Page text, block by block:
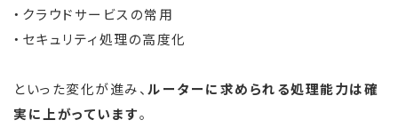
・クラウドサービスの常用
・セキュリティ処理の高度化
といった変化が進み、 ルーターに求められる処理能力は確
実に上がっています。